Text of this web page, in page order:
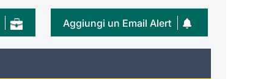
Aggiungi un Email Alert